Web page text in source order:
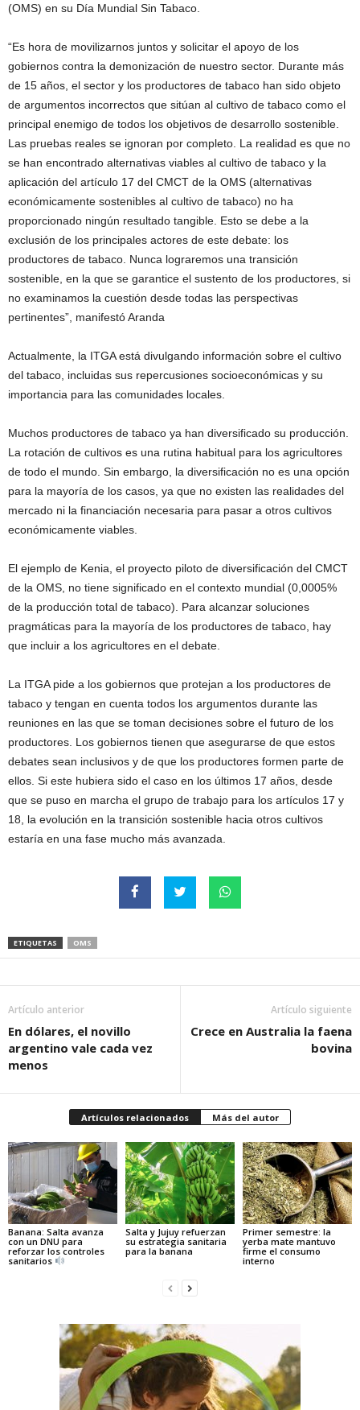
(OMS) en su Día Mundial Sin Tabaco.
“Es hora de movilizarnos juntos y solicitar el apoyo de los
gobiernos contra la demonización de nuestro sector. Durante más
de 15 años, el sector y los productores de tabaco han sido objeto
de argumentos incorrectos que sitúan al cultivo de tabaco como el
principal enemigo de todos los objetivos de desarrollo sostenible.
Las pruebas reales se ignoran por completo. La realidad es que no
se han encontrado alternativas viables al cultivo de tabaco y la
aplicación del artículo 17 del CMCT de la OMS (alternativas
económicamente sostenibles al cultivo de tabaco) no ha
proporcionado ningún resultado tangible. Esto se debe a la
exclusión de los principales actores de este debate: los
productores de tabaco. Nunca lograremos una transición
sostenible, en la que se garantice el sustento de los productores, si
no examinamos la cuestión desde todas las perspectivas
pertinentes”, manifestó Aranda
Actualmente, la ITGA está divulgando información sobre el cultivo
del tabaco, incluidas sus repercusiones socioeconómicas y su
importancia para las comunidades locales.
Muchos productores de tabaco ya han diversificado su producción.
La rotación de cultivos es una rutina habitual para los agricultores
de todo el mundo. Sin embargo, la diversificación no es una opción
para la mayoría de los casos, ya que no existen las realidades del
mercado ni la financiación necesaria para pasar a otros cultivos
económicamente viables.
El ejemplo de Kenia, el proyecto piloto de diversificación del CMCT
de la OMS, no tiene significado en el contexto mundial (0,0005%
de la producción total de tabaco). Para alcanzar soluciones
pragmáticas para la mayoría de los productores de tabaco, hay
que incluir a los agricultores en el debate.
La ITGA pide a los gobiernos que protejan a los productores de
tabaco y tengan en cuenta todos los argumentos durante las
reuniones en las que se toman decisiones sobre el futuro de los
productores. Los gobiernos tienen que asegurarse de que estos
debates sean inclusivos y de que los productores formen parte de
ellos. Si este hubiera sido el caso en los últimos 17 años, desde
que se puso en marcha el grupo de trabajo para los artículos 17 y
18, la evolución en la transición sostenible hacia otros cultivos
estaría en una fase mucho más avanzada.
ETIQUETAS OMS
Artículo anterior
En dólares, el novillo
argentino vale cada vez
menos
Artículo siguiente
Crece en Australia la faena
bovina
Artículos relacionados Más del autor
Banana: Salta avanza
con un DNU para
reforzar los controles
sanitarios
Salta y Jujuy refuerzan
su estrategia sanitaria
para la banana
Primer semestre: la
yerba mate mantuvo
firme el consumo
interno